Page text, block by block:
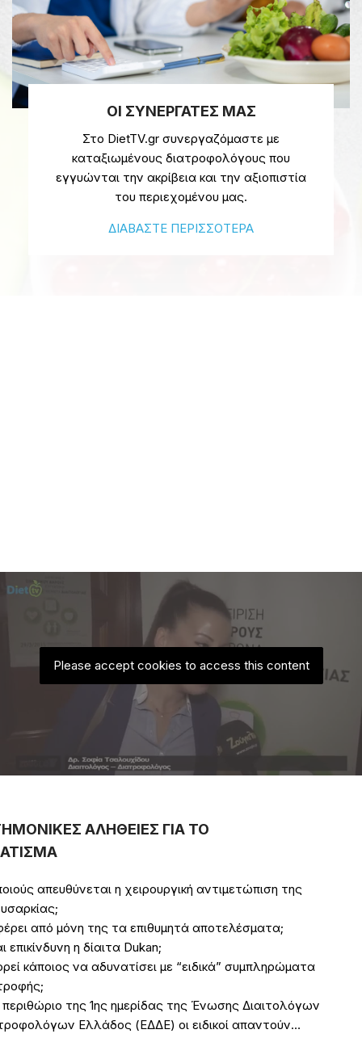
ΟΙ ΣΥΝΕΡΓΑΤΕΣ ΜΑΣ
Στο DietTV.gr συνεργαζόμαστε με
καταξιωμένους διατροφολόγους που
εγγυώνται την ακρίβεια και την αξιοπιστία
του περιεχομένου μας.
ΔΙΑΒΑΣΤΕ ΠΕΡΙΣΣΟΤΕΡΑ
Please accept cookies to access this content
ΑΛΗΘΕΙΕΣ ΓΙΑ ΤΟ
απευθύνεται η χειρουργική αντιμετώπιση της
από μόνη της τα επιθυμητά αποτελέσματα;
επικίνδυνη η δίαιτα Dukan;
κάποιος να αδυνατίσει με “ειδικά” συμπληρώματα
της 1ης ημερίδας της Ένωσης Διαιτολόγων
Ελλάδος (ΕΔΔΕ) οι ειδικοί απαντούν…